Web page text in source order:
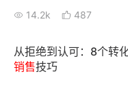
14.2k 487
从拒绝到认可：8个转
销售技巧